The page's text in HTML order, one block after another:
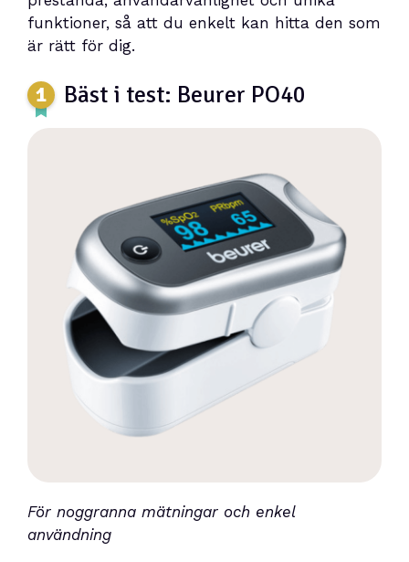
funktioner, så att du enkelt kan hitta den som
är rätt för dig.
Bäst i test: Beurer PO40
För noggranna mätningar och enkel
användning